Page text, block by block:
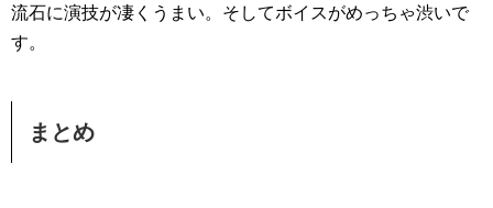
流石に演技が凄くうまい。そしてボイスがめっちゃ渋いで
す。
まとめ